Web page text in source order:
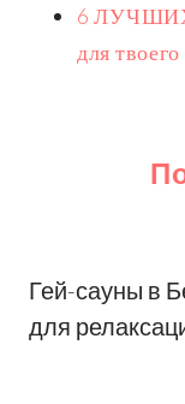
6 ЛУЧШИХ
для
Гей-сауны в
для